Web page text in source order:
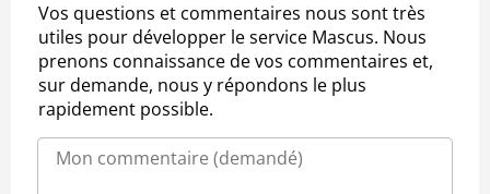
Vos questions et commentaires nous sont très
utiles pour développer le service Mascus. Nous
prenons connaissance de vos commentaires et,
sur demande, nous y répondons le plus
rapidement possible.